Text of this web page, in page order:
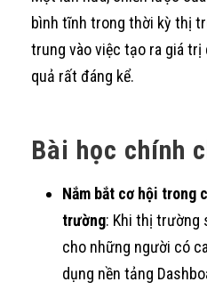
bình tĩnh trong thời kỳ thị
trung vào việc tạo ra giá trị
quả rất đáng kể.
Bài học chính
Nắm bắt cơ hội trong
trường: Khi thị trường
cho những người có
dụng nền tảng